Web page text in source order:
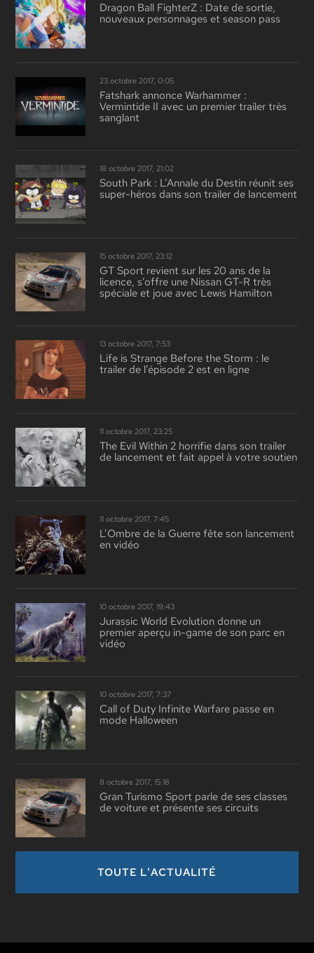
Dragon Ball FighterZ : Date de sortie,
nouveaux personnages et season pass
23 octobre 2017, 0:05
Fatshark annonce Warhammer :
Vermintide II avec un premier trailer très
sanglant
18 octobre 2017, 21:02
South Park : L’Annale du Destin réunit ses
super-héros dans son trailer de lancement
15 octobre 2017, 23:12
GT Sport revient sur les 20 ans de la
licence, s’offre une Nissan GT-R très
spéciale et joue avec Lewis Hamilton
13 octobre 2017, 7:53
Life is Strange Before the Storm : le
trailer de l’épisode 2 est en ligne
11 octobre 2017, 23:25
The Evil Within 2 horrifie dans son trailer
de lancement et fait appel à votre soutien
11 octobre 2017, 7:45
L’Ombre de la Guerre fête son lancement
en vidéo
10 octobre 2017, 19:43
Jurassic World Evolution donne un
premier aperçu in-game de son parc en
vidéo
10 octobre 2017, 7:37
Call of Duty Infinite Warfare passe en
mode Halloween
8 octobre 2017, 15:18
Gran Turismo Sport parle de ses classes
de voiture et présente ses circuits
TOUTE L'ACTUALITÉ